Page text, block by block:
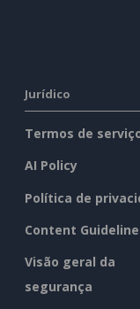
Jurídico
Termos de
AI Policy
Política de
Content
Visão geral da
segurança